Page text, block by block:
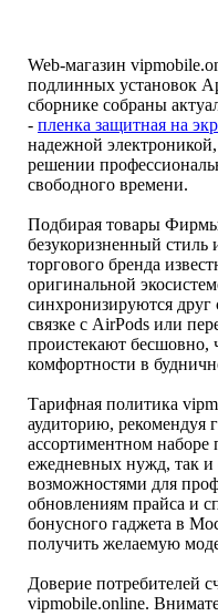
Web-магазин
подлинных установок
сборнике собраны
- пленка защитная на
надежной
решении
свободного времени.
Подбирая товары
безукоризненный
торгового бренда
оригинальной
синхронизируются друг
связке с AirPods или
проистекают бесшовно,
комфортности в
Тарифная политика
аудиторию, рекомендуя
ассортиментном наборе
ежедневных нужд, так
возможностями для
обновлениям прайса и
бонусного гаджета в
получить желаемую
Доверие потребителей
vipmobile.online.